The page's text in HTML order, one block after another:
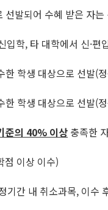
발되어 수혜 받은 자는
학, 타 대학에서 신·
학생 대상으로 선발(
학생 대상으로 선발(
준의 40% 이상 충족한
점 이상 이수)
기간 내 취소과목, 이수